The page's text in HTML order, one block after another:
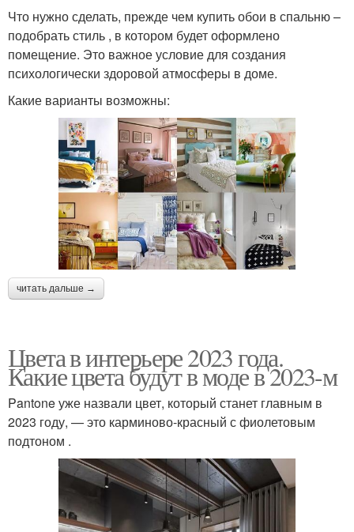
Что нужно сделать, прежде чем купить обои в спальню –
подобрать стиль , в котором будет оформлено
помещение. Это важное условие для создания
психологически здоровой атмосферы в доме.
Какие варианты возможны:
читать дальше →
Цвета в интерьере 2023 года.
Какие цвета будут в моде в 2023-м
Pantone уже назвали цвет, который станет главным в
2023 году, — это карминово-красный с фиолетовым
подтоном .